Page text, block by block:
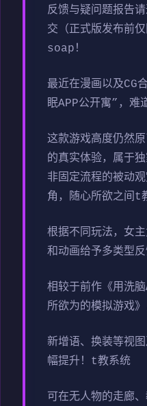
反馈与疑问题报
交（正式版发布前
soap！
最近在漫画以及CG
眠APP公开寓”，难
这款游戏高度仍然
的真实体验，属于
非固定流程的被动
角，随心所欲之间t
根据不同玩法，女
和动画给予多类型
相较于前作《用洗
所欲为的模拟游戏》
新增语、换装等视
幅提升！t教系统
可在无人物的走廊